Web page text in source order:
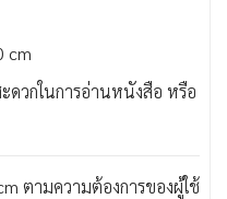
cm
ดวกในการอ่านหนังสือ หรือ
ตามความต้องการของผู้ใช้